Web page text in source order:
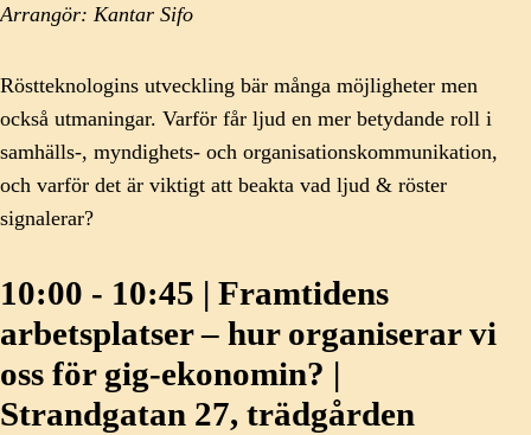
Arrangör: Kantar Sifo
Röstteknologins utveckling bär många möjligheter men
också utmaningar. Varför får ljud en mer betydande roll i
samhälls-, myndighets- och organisationskommunikation,
och varför det är viktigt att beakta vad ljud & röster
signalerar?
10:00 - 10:45 | Framtidens
arbetsplatser ​– hur organiserar vi
oss för gig-ekonomin?​ |
Strandgatan 27, trädgården